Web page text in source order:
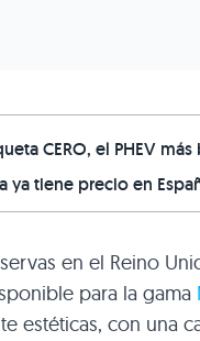
CERO, el PHEV más
ya tiene precio en
en el Reino
para la gama
estéticas, con una